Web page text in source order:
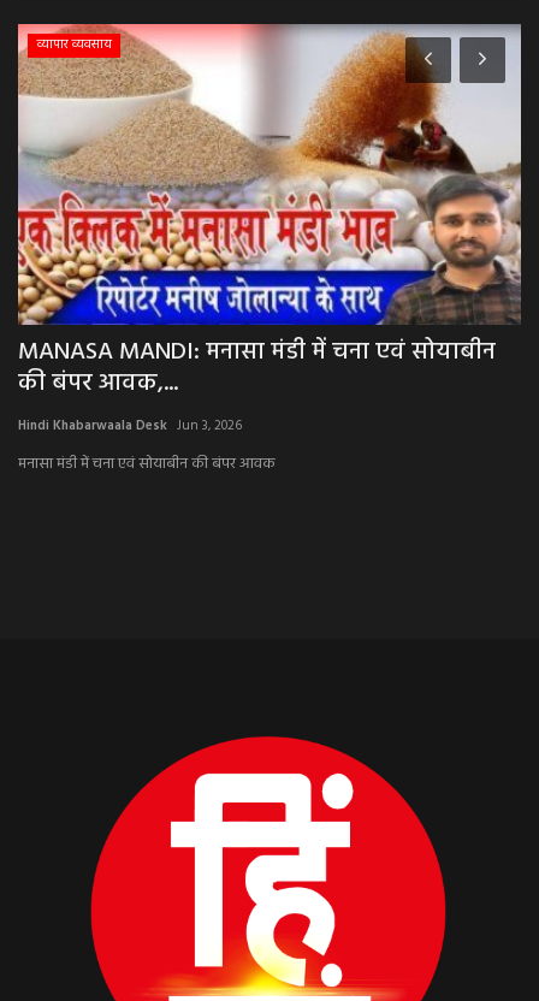
व्यापार व्यवसाय
MANASA MANDI: मनासा मंडी में चना एवं सोयाबीन
की बंपर आवक,...
Hindi Khabarwaala Desk Jun 3, 2026
मनासा मंडी में चना एवं सोयाबीन की बंपर आवक